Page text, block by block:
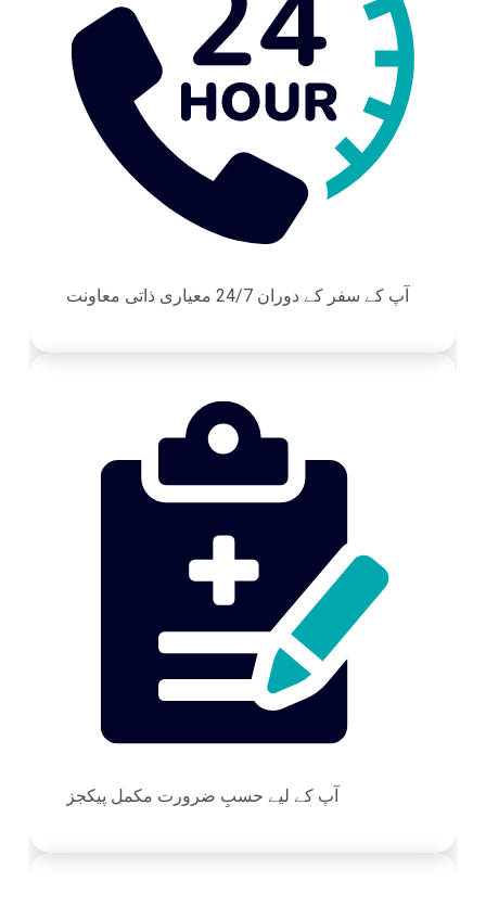
آپ کے سفر کے دوران 24/7 معیاری ذاتی معاونت
آپ کے لیے حسبِ ضرورت مکمل پیکجز